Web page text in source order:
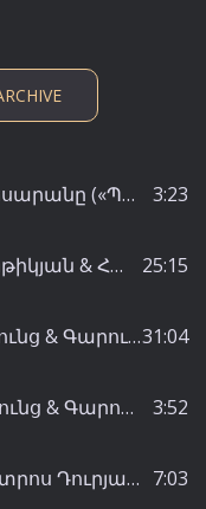
Անդրեասի և Սաղաթելի տեսարանը («Պատվի համար» դրամայից) - Հրաչյա Ներսիսյան 3:23
Առտնին կռիվներ Արման Կոթիկյան & Հակոբ Պարոնյան & Հրաչյա Ներսիսյան - Արման Կոթիկյան 25:15
Արջը (1-ին մաս) Արամ Սաթունց & Գարուշ Խաժակյան & Կիմ Արզումանյան - Կիմ Արզումանյան31:04
Արջը (2-րդ մաս) Արամ Սաթունց & Գարուշ Խաժակյան & Կիմ Արզումանյան - Կիմ Արզումանյան 3:52
Բանաստեղծություններ Պետրոս Դուրյան - Հրաչյա Ներսիսյան 7:03